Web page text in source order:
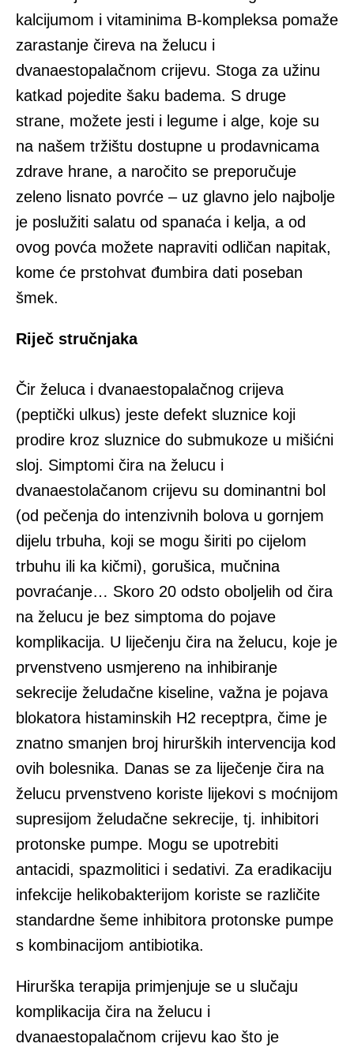
kalcijumom i vitaminima B-kompleksa pomaže
zarastanje čireva na želucu i
dvanaestopalačnom crijevu. Stoga za užinu
katkad pojedite šaku badema. S druge
strane, možete jesti i legume i alge, koje su
na našem tržištu dostupne u prodavnicama
zdrave hrane, a naročito se preporučuje
zeleno lisnato povrće – uz glavno jelo najbolje
je poslužiti salatu od spanaća i kelja, a od
ovog povća možete napraviti odličan napitak,
kome će prstohvat đumbira dati poseban
šmek.
Riječ stručnjaka
Čir želuca i dvanaestopalačnog crijeva
(peptički ulkus) jeste defekt sluznice koji
prodire kroz sluznice do submukoze u mišićni
sloj. Simptomi čira na želucu i
dvanaestolačanom crijevu su dominantni bol
(od pečenja do intenzivnih bolova u gornjem
dijelu trbuha, koji se mogu širiti po cijelom
trbuhu ili ka kičmi), gorušica, mučnina
povraćanje… Skoro 20 odsto oboljelih od čira
na želucu je bez simptoma do pojave
komplikacija. U liječenju čira na želucu, koje je
prvenstveno usmjereno na inhibiranje
sekrecije želudačne kiseline, važna je pojava
blokatora histaminskih H2 receptpra, čime je
znatno smanjen broj hirurških intervencija kod
ovih bolesnika. Danas se za liječenje čira na
želucu prvenstveno koriste lijekovi s moćnijom
supresijom želudačne sekrecije, tj. inhibitori
protonske pumpe. Mogu se upotrebiti
antacidi, spazmolitici i sedativi. Za eradikaciju
infekcije helikobakterijom koriste se različite
standardne šeme inhibitora protonske pumpe
s kombinacijom antibiotika.
Hirurška terapija primjenjuje se u slučaju
komplikacija čira na želucu i
dvanaestopalačnom crijevu kao što je